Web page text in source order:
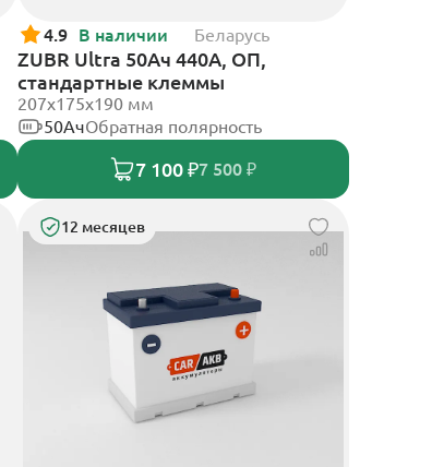
4.9 В наличии Беларусь
ZUBR Ultra 50Ач 440А, ОП,
стандартные клеммы
207x175x190 мм
50АчОбратная полярность
7 100 ₽7 500 ₽
12 месяцев